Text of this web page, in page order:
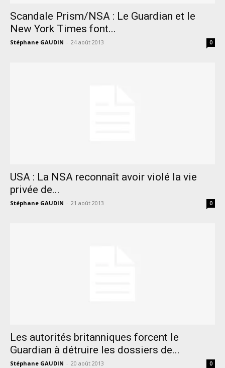
Scandale Prism/NSA : Le Guardian et le
New York Times font...
Stéphane GAUDIN - 24 août 2013 0
USA : La NSA reconnaît avoir violé la vie
privée de...
Stéphane GAUDIN - 21 août 2013 0
Les autorités britanniques forcent le
Guardian à détruire les dossiers de...
Stéphane GAUDIN - 20 août 2013 0